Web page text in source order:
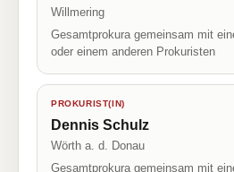
Willmering
Gesamtprokura gemeinsam mit
oder einem anderen Prokuristen
PROKURIST(IN)
Dennis Schulz
Wörth a. d. Donau
Gesamtprokura gemeinsam mit